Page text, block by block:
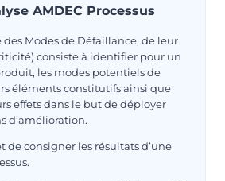
AMDEC Processus
des Modes de Défaillance, de leur
consiste à identifier pour un
les modes potentiels de
éléments constitutifs ainsi que
effets dans le but de déployer
d’amélioration.
de consigner les résultats d’une